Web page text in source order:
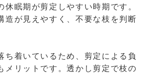
休眠期が剪定しやすい時期です。
造が見えやすく、不要な枝を判断
ち着いているため、剪定による負
メリットです。透かし剪定で枝の